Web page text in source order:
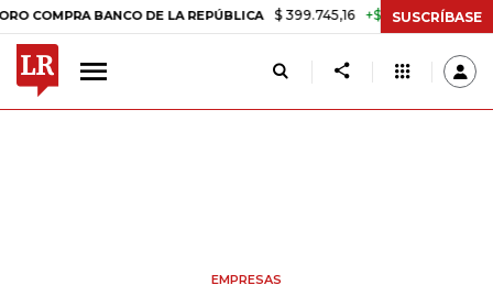
BANCO DE LA REPÚBLICA $ 399.745,16 +$ 2.295,71 +0,58%
SUSCRÍBASE
EMPRESAS